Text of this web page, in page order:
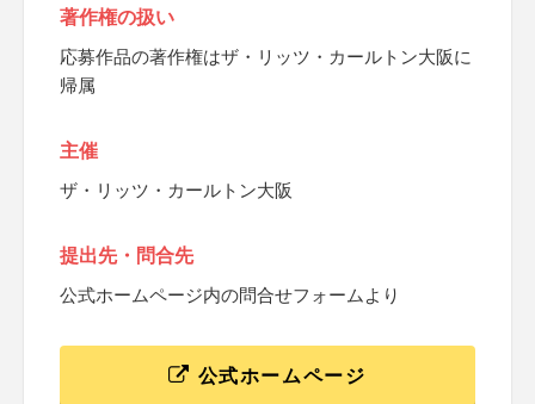
著作権の扱い
応募作品の著作権はザ・リッツ・カールトン大阪に
帰属
主催
ザ・リッツ・カールトン大阪
提出先・問合先
公式ホームページ内の問合せフォームより
公式ホームページ